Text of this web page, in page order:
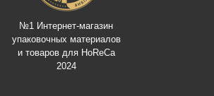
№1 Интернет-магазин
упаковочных материалов
и товаров для HoReCa
2024